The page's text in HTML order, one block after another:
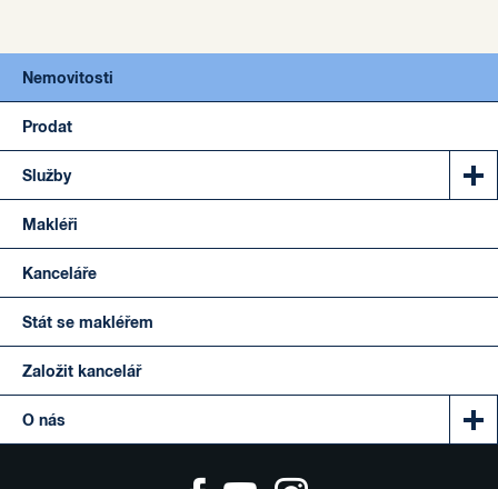
Nemovitosti
Prodat
Služby
Makléři
Kanceláře
Stát se makléřem
Založit kancelář
O nás